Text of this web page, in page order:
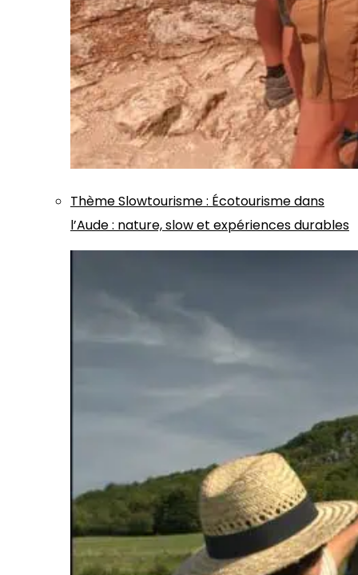
ThèmeSlowtourisme: Écotourisme dans
l’Aude : nature, slow et expériences durables